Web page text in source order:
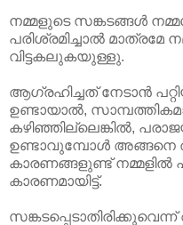
നമ്മളുടെ സങ്കടങ്ങൾ
പരിശ്രമിച്ചാൽ മാത്രമേ
വിട്ടകലുകയുള്ളു.
ആഗ്രഹിച്ചത് നേടാൻ
ഉണ്ടായാൽ,
കഴിഞ്ഞില്ലെങ്കിൽ,
ഉണ്ടാവുമ്പോൾ അങ്ങനെ
കാരണങ്ങളുണ്ട് നമ്മളിൽ
കാരണമായിട്ട്.